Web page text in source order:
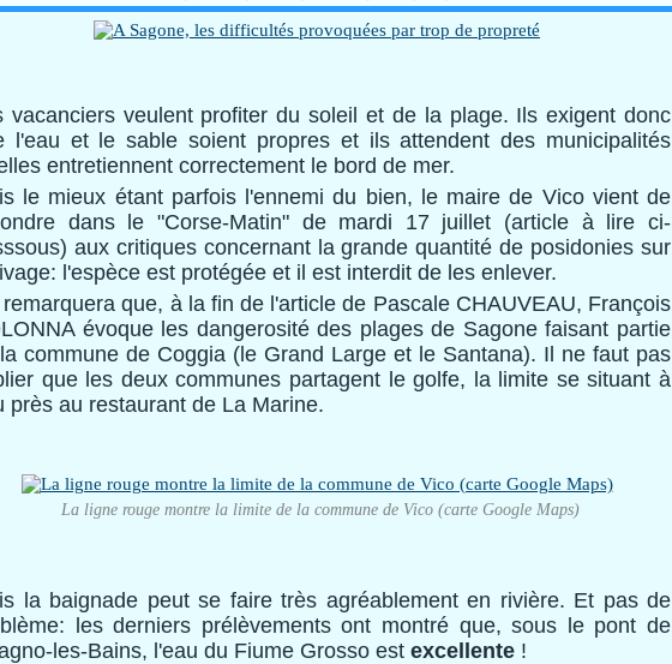
vacanciers veulent profiter du soleil et de la plage. Ils exigent donc
l'eau et le sable soient propres et ils attendent des municipalités
entretiennent correctement le bord de mer.
le mieux étant parfois l'ennemi du bien, le maire de Vico vient de
dans le "Corse-Matin" de mardi 17 juillet (article à lire ci-
aux critiques concernant la grande quantité de posidonies sur
l'espèce est protégée et il est interdit de les enlever.
remarquera que, à la fin de l'article de Pascale CHAUVEAU, François
évoque les dangerosité des plages de Sagone faisant partie
commune de Coggia (le Grand Large et le Santana). Il ne faut pas
que les deux communes partagent le golfe, la limite se situant à
près au restaurant de La Marine.
La ligne rouge montre la limite de la commune de Vico (carte Google Maps)
la baignade peut se faire très agréablement en rivière. Et pas de
les derniers prélèvements ont montré que, sous le pont de
les-Bains, l'eau du Fiume Grosso est excellente !